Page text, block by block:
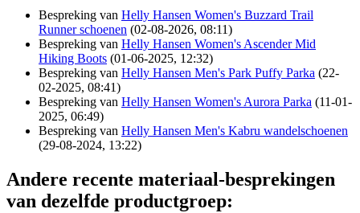
Bespreking van Helly Hansen Women's Buzzard Trail
Runner schoenen (02-08-2026, 08:11)
Bespreking van Helly Hansen Women's Ascender Mid
Hiking Boots (01-06-2025, 12:32)
Bespreking van Helly Hansen Men's Park Puffy Parka (22-
02-2025, 08:41)
Bespreking van Helly Hansen Women's Aurora Parka (11-01-
2025, 06:49)
Bespreking van Helly Hansen Men's Kabru wandelschoenen
(29-08-2024, 13:22)
Andere recente materiaal-besprekingen
van dezelfde productgroep: